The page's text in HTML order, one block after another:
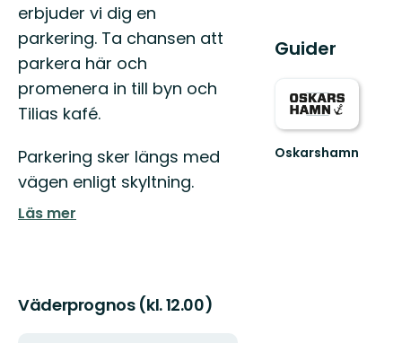
erbjuder vi dig en
parkering. Ta chansen att
parkera här och
promenera in till byn och
Tilias kafé.
Parkering sker längs med
vägen enligt skyltning.
Läs mer
Väderprognos (kl. 12.00)
Guider
Oskarshamn